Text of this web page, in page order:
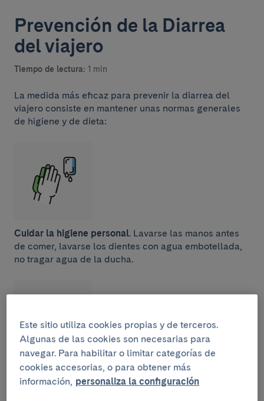
Prevención de la Diarrea
del viajero
Tiempo de lectura: 1 min
La medida más eficaz para prevenir la diarrea del
viajero consiste en mantener unas normas generales
de higiene y de dieta:
Cuidar la higiene personal. Lavarse las manos antes
de comer, lavarse los dientes con agua embotellada,
no tragar agua de la ducha.
Consumir comida bien cocinada y evitar alimentos
crudoscomo las ensaladas, así como alimentos
Este sitio utiliza cookies propias y de terceros.
Algunas de las cookies son necesarias para
navegar. Para habilitar o limitar categorías de
cookies accesorias, o para obtener más
información, personaliza la configuración